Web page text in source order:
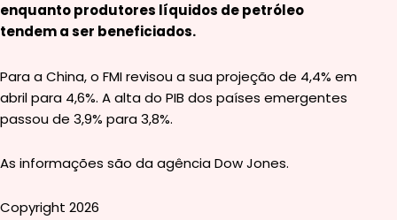
enquanto produtores líquidos de petróleo
tendem a ser beneficiados.
Para a China, o FMI revisou a sua projeção de 4,4% em
abril para 4,6%. A alta do PIB dos países emergentes
passou de 3,9% para 3,8%.
As informações são da agência Dow Jones.
Copyright 2026